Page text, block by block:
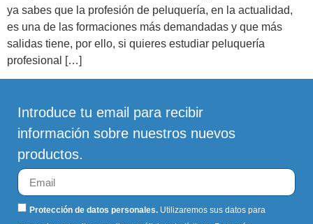
ya sabes que la profesión de peluquería, en la actualidad,
es una de las formaciones más demandadas y que más
salidas tiene, por ello, si quieres estudiar peluquería
profesional […]
Introduce tu email para recibir
información sobre nuestros nuevos
productos.
Protección de datos personales. Utilizaremos sus datos para